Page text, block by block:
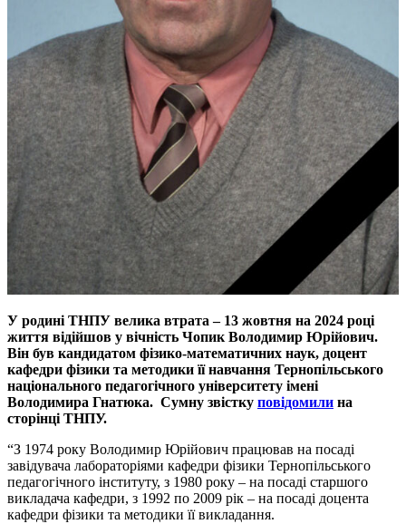
У родині ТНПУ велика втрата – 13 жовтня на 2024 році
життя відійшов у вічність Чопик Володимир Юрійович.
Він був кандидатом фізико-математичних наук, доцент
кафедри фізики та методики її навчання Тернопільського
національного педагогічного університету імені
Володимира Гнатюка. Сумну звістку повідомили на
сторінці ТНПУ.
“З 1974 року Володимир Юрійович працював на посаді
завідувача лабораторіями кафедри фізики Тернопільського
педагогічного інституту, з 1980 року – на посаді старшого
викладача кафедри, з 1992 по 2009 рік – на посаді доцента
кафедри фізики та методики її викладання.